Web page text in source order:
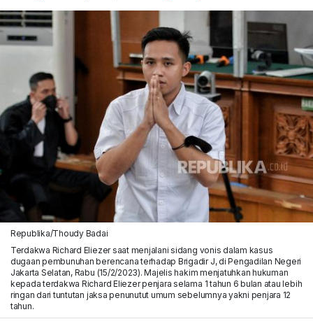
Republika/Thoudy Badai
Terdakwa Richard Eliezer saat menjalani sidang vonis dalam kasus
dugaan pembunuhan berencana terhadap Brigadir J, di Pengadilan Negeri
Jakarta Selatan, Rabu (15/2/2023). Majelis hakim menjatuhkan hukuman
kepada terdakwa Richard Eliezer penjara selama 1 tahun 6 bulan atau lebih
ringan dari tuntutan jaksa penunutut umum sebelumnya yakni penjara 12
tahun.